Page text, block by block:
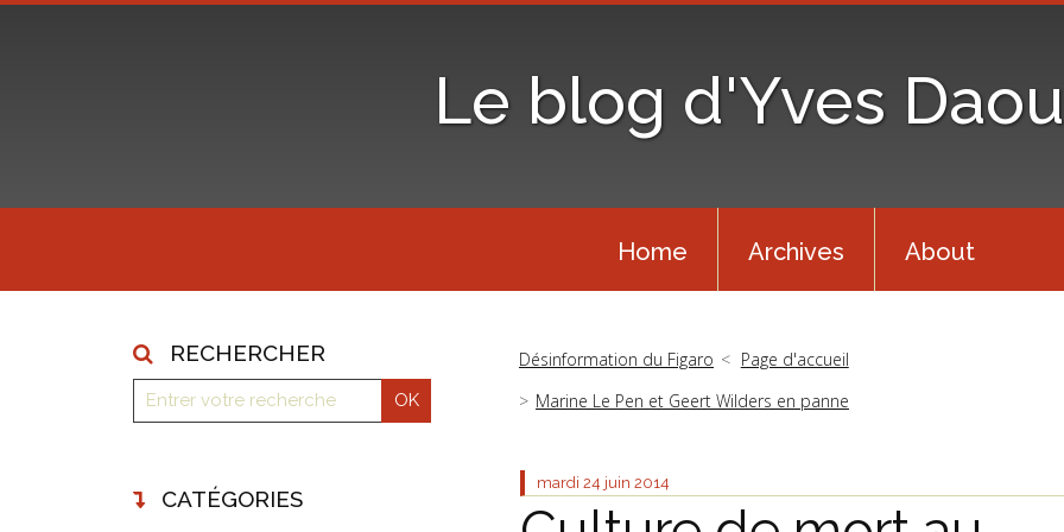
Le blog d'Yves
Home Archives About
RECHERCHER
CATÉGORIES
Désinformation du Figaro
Page d'accueil
Marine Le Pen et Geert Wilders en panne
mardi 24 juin 2014